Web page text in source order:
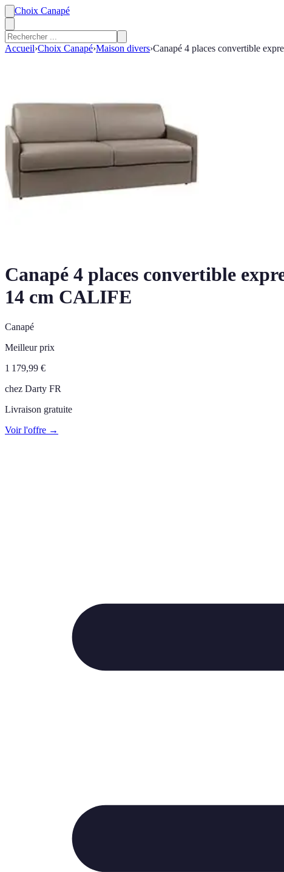
Choix Canapé
Accueil›Choix Canapé›Maison divers›Canapé 4 places convertible
Canapé 4 places convertible
14 cm CALIFE
Canapé
Meilleur prix
1 179,99 €
chez Darty FR
Livraison gratuite
Voir l'offre →